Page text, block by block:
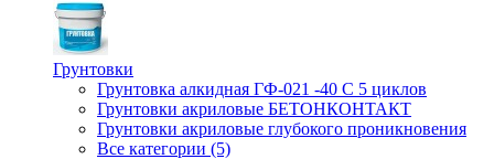
Грунтовки
Грунтовка алкидная ГФ-021 -40 С 5 циклов
Грунтовки акриловые БЕТОНКОНТАКТ
Грунтовки акриловые глубокого проникновения
Все категории (5)